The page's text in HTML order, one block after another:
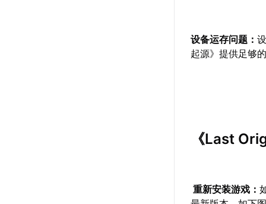
设备运存问题：
起源》提供足够
《Last
重新安装游戏：